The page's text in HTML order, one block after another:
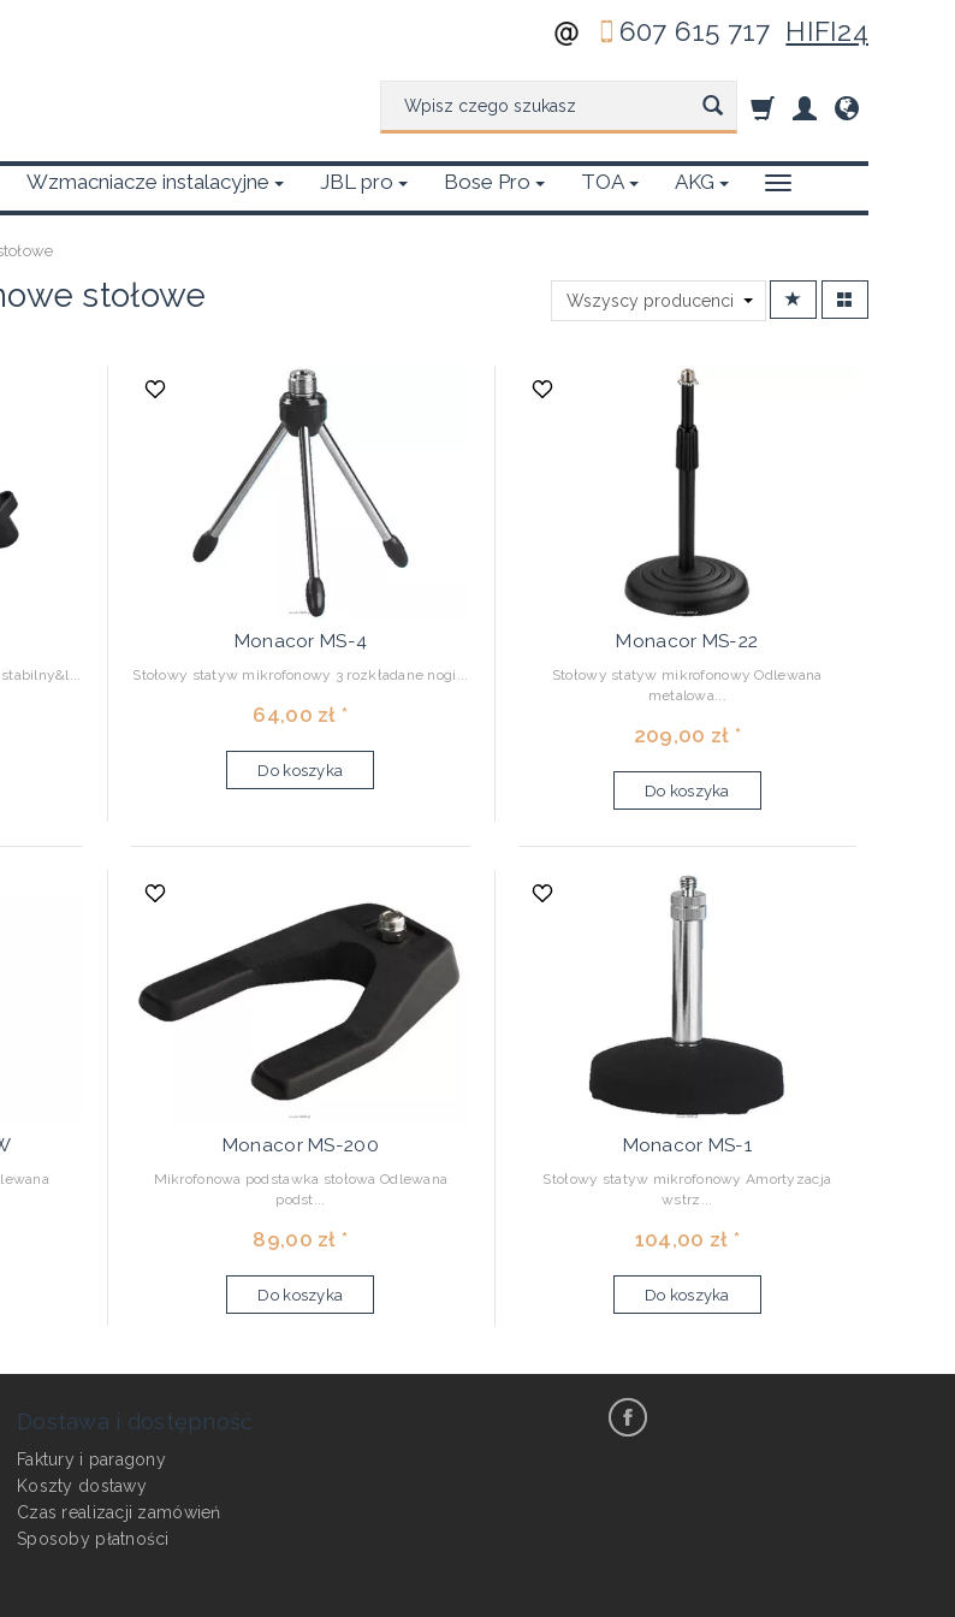
607 615 717 HIFI24
Wzmacniacze instalacyjne JBL pro Bose Pro TOA AKG
stołowe
Monacor MS-4
Stołowy statyw mikrofonowy 3 rozkładane nogi...
64,00 zł *
Do koszyka
Monacor MS-22
Stołowy statyw mikrofonowy Odlewana
metalowa...
209,00 zł *
Do koszyka
Monacor MS-200
Mikrofonowa podstawka stołowa Odlewana
podst...
89,00 zł *
Do koszyka
Monacor MS-1
Stołowy statyw mikrofonowy Amortyzacja
wstrz...
104,00 zł *
Do koszyka
Dostawa i dostępność
Faktury i paragony
Koszty dostawy
Czas realizacji zamówień
Sposoby płatności